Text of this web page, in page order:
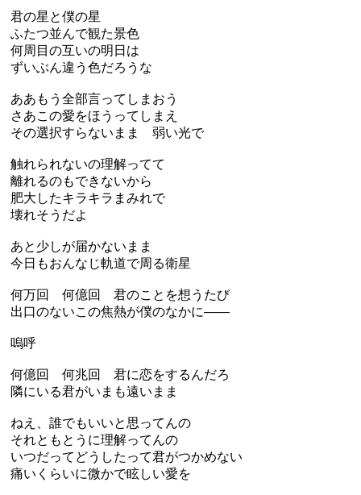
君の星と僕の星
ふたつ並んで観た景色
何周目の互いの明日は
ずいぶん違う色だろうな
ああもう全部言ってしまおう
さあこの愛をほうってしまえ
その選択すらないまま 弱い光で
触れられないの理解ってて
離れるのもできないから
肥大したキラキラまみれで
壊れそうだよ
あと少しが届かないまま
今日もおんなじ軌道で周る衛星
何万回 何億回 君のことを想うたび
出口のないこの焦熱が僕のなかに――
嗚呼
何億回 何兆回 君に恋をするんだろ
隣にいる君がいまも遠いまま
ねえ、誰でもいいと思ってんの
それともとうに理解ってんの
いつだってどうしたって君がつかめない
痛いくらいに微かで眩しい愛を